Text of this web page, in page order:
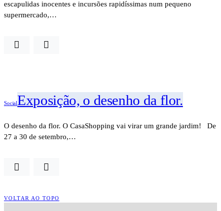
escapulidas inocentes e incursões rapidíssimas num pequeno
supermercado,…
SocialExposição, o desenho da flor.
O desenho da flor. O CasaShopping vai virar um grande jardim! De
27 a 30 de setembro,…
VOLTAR AO TOPO